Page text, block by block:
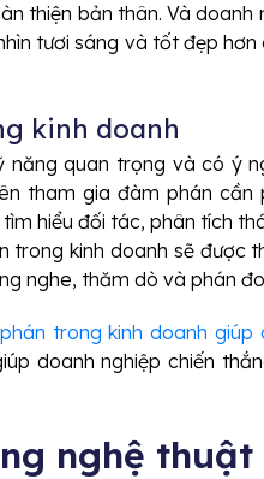
thiện bản thân. Và
tươi sáng và tốt đẹp
kinh doanh
quan trọng và có ý
tham gia đàm phán
hiểu đối tác, phân tích
trong kinh doanh sẽ được
nghe, thăm dò và phán
trong kinh doanh giúp
doanh nghiệp chiến
nghệ thuật